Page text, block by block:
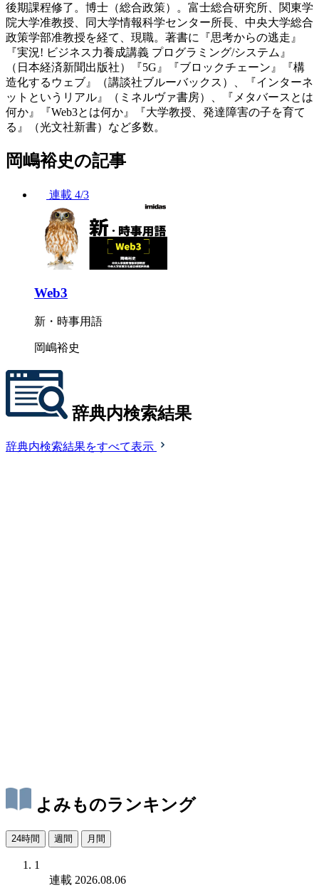
後期課程修了。博士（総合政策）。富士総合研究所、関東学
院大学准教授、同大学情報科学センター所長、中央大学総合
政策学部准教授を経て、現職。著書に『思考からの逃走』
『実況! ビジネス力養成講義 プログラミング/システム』
（日本経済新聞出版社）『5G』『ブロックチェーン』『構
造化するウェブ』（講談社ブルーバックス）、『インターネ
ットというリアル』（ミネルヴァ書房）、『メタバースとは
何か』『Web3とは何か』『大学教授、発達障害の子を育て
る』（光文社新書）など多数。
岡嶋裕史の記事
連載 4/3
Web3
新・時事用語
岡嶋裕史
辞典内検索結果
辞典内検索結果をすべて表示
よみものランキング
24時間 週間 月間
1
連載 2026.08.06